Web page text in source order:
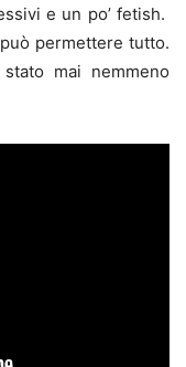
e un po’ fetish.
permettere tutto.
mai nemmeno